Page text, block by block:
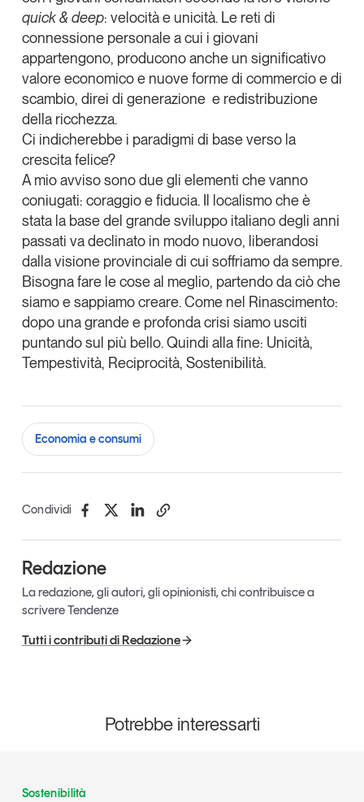
quick & deep: velocità e unicità. Le reti di
connessione personale a cui i giovani
appartengono, producono anche un significativo
valore economico e nuove forme di commercio e di
scambio, direi di generazione e redistribuzione
della ricchezza.
Ci indicherebbe i paradigmi di base verso la
crescita felice?
A mio avviso sono due gli elementi che vanno
coniugati: coraggio e fiducia. Il localismo che è
stata la base del grande sviluppo italiano degli anni
passati va declinato in modo nuovo, liberandosi
dalla visione provinciale di cui soffriamo da sempre.
Bisogna fare le cose al meglio, partendo da ciò che
siamo e sappiamo creare. Come nel Rinascimento:
dopo una grande e profonda crisi siamo usciti
puntando sul più bello. Quindi alla fine: Unicità,
Tempestività, Reciprocità, Sostenibilità.
Economia e consumi
Condividi
Redazione
La redazione, gli autori, gli opinionisti, chi contribuisce a
scrivere Tendenze
Tutti i contributi di Redazione
Potrebbe interessarti
Sostenibilità